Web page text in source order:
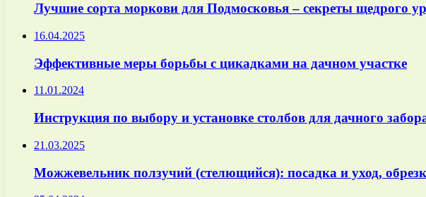
Лучшие сорта моркови для Подмосковья – секреты щедрого
16.04.2025
Эффективные меры борьбы с цикадками на дачном участке
11.01.2024
Инструкция по выбору и установке столбов для дачного
21.03.2025
Можжевельник ползучий (стелющийся): посадка и уход,